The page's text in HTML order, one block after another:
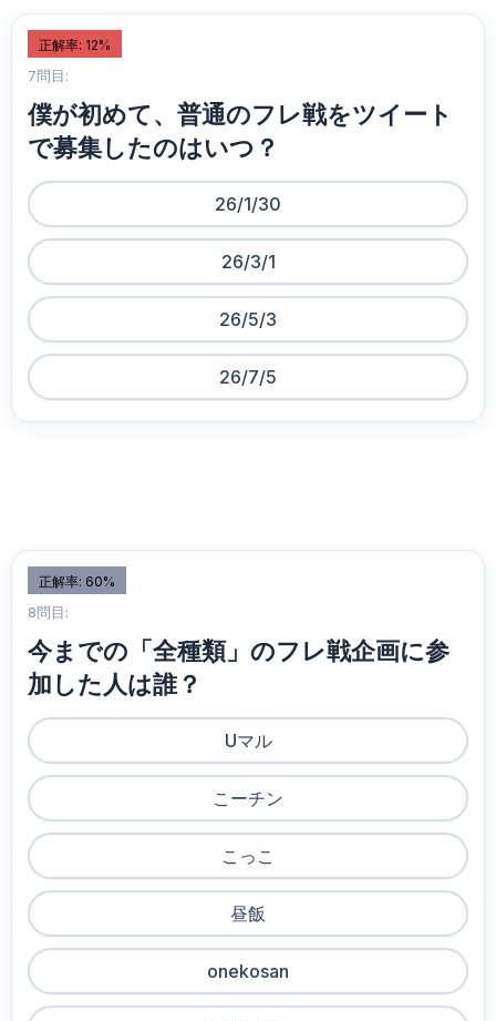
正解率: 12%
7問目:
僕が初めて、普通のフレ戦をツイート
で募集したのはいつ？
26/1/30
26/3/1
26/5/3
26/7/5
正解率: 60%
8問目:
今までの「全種類」のフレ戦企画に参
加した人は誰？
Uマル
こーチン
こっこ
昼飯
onekosan